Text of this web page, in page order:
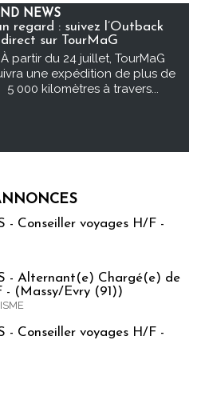
NEWS
regard : suivez l’Outback
sur TourMaG
À partir du 24 juillet, TourMaG
une expédition de plus de
5 000 kilomètres à travers...
- Conseiller voyages H/F -
- Alternant(e) Chargé(e) de
- (Massy/Evry (91))
- Conseiller voyages H/F -